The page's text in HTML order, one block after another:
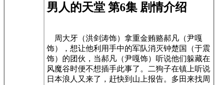
男人的天堂 第6集 剧情介绍
周大牙（洪剑涛饰）拿重金贿赂郝凡（尹嘎
饰），想让他利用手中的军队消灭钟楚国（于震
饰）的团伙，当郝凡（尹嘎饰）听说他们躲藏在
风魔谷时便不想插手此事了。二狗子在镇上听说
日本浪人又来了，赶快到山上报告。多田来找周